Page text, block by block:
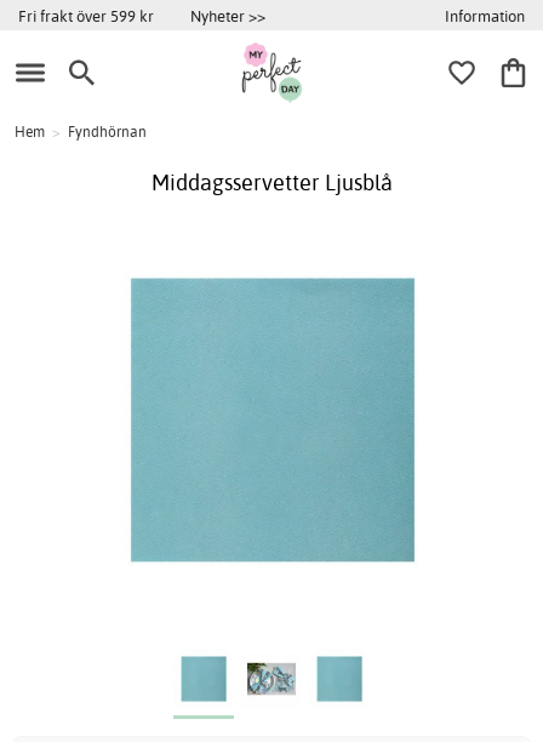
Fri frakt över 599 kr Nyheter >> Information
Hem > Fyndhörnan
Middagsservetter Ljusblå